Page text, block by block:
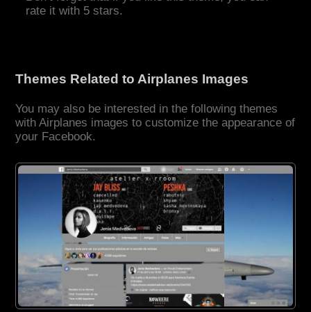
rate it with 5 stars.
Themes Related to Airplanes Images
You may also be interested in the following themes
with Airplanes images to customize the appearance of
your Facebook.